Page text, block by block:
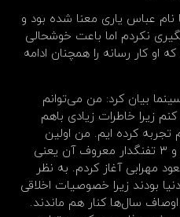
نام عباس یاری معنا شده بود و‌
نکردم اما‌ باعت خوشحالی
او‌ کار رسانه را همچنان ادامه
بیان‌ کرد: من می‌توانم
زیرا خاطرات زیادی باهم
تجربه کرده ایم. من اولین
کارهای نقدنویسی‌ام ‌را با مجله فیلم و ۳ تفنگدار معروف آن یعنی
مهرابی آغاز کردم. به نظر
دنیا بودند زیرا خصوصیات اخلاقی
اوصاف سال‌ها کنار هم ماندند.